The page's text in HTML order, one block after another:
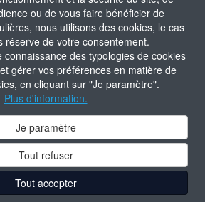
ou de vous faire bénéficier de
nous utilisons des cookies, le cas
réserve de votre consentement.
connaissance des typologies de cookies
gérer vos préférences en matière de
en cliquant sur "Je paramètre".
Plus d'information.
Je paramètre
Tout refuser
Tout accepter